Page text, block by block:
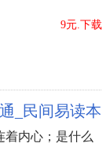
9元.下载
_民间易读本
着内心；是什么